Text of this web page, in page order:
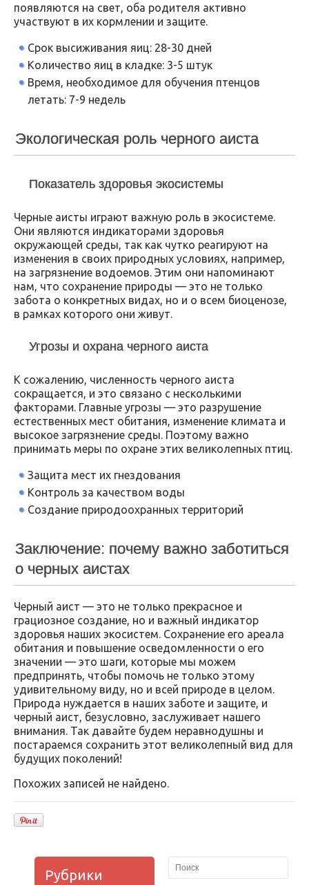
появляются на свет, оба родителя активно
участвуют в их кормлении и защите.
Срок высиживания яиц: 28-30 дней
Количество яиц в кладке: 3-5 штук
Время, необходимое для обучения птенцов
летать: 7-9 недель
Экологическая роль черного аиста
Показатель здоровья экосистемы
Черные аисты играют важную роль в экосистеме.
Они являются индикаторами здоровья
окружающей среды, так как чутко реагируют на
изменения в своих природных условиях, например,
на загрязнение водоемов. Этим они напоминают
нам, что сохранение природы — это не только
забота о конкретных видах, но и о всем биоценозе,
в рамках которого они живут.
Угрозы и охрана черного аиста
К сожалению, численность черного аиста
сокращается, и это связано с несколькими
факторами. Главные угрозы — это разрушение
естественных мест обитания, изменение климата и
высокое загрязнение среды. Поэтому важно
принимать меры по охране этих великолепных птиц.
Защита мест их гнездования
Контроль за качеством воды
Создание природоохранных территорий
Заключение: почему важно заботиться
о черных аистах
Черный аист — это не только прекрасное и
грациозное создание, но и важный индикатор
здоровья наших экосистем. Сохранение его ареала
обитания и повышение осведомленности о его
значении — это шаги, которые мы можем
предпринять, чтобы помочь не только этому
удивительному виду, но и всей природе в целом.
Природа нуждается в наших заботе и защите, и
черный аист, безусловно, заслуживает нашего
внимания. Так давайте будем неравнодушны и
постараемся сохранить этот великолепный вид для
будущих поколений!
Похожих записей не найдено.
Рубрики